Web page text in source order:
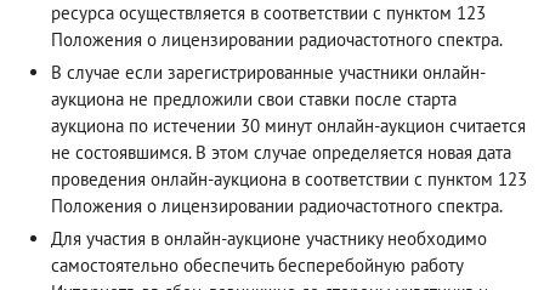
ресурса осуществляется в соответствии с пунктом 123
Положения о лицензировании радиочастотного спектра.
В случае если зарегистрированные участники онлайн-
аукциона не предложили свои ставки после старта
аукциона по истечении 30 минут онлайн-аукцион считается
не состоявшимся. В этом случае определяется новая дата
проведения онлайн-аукциона в соответствии с пунктом 123
Положения о лицензировании радиочастотного спектра.
Для участия в онлайн-аукционе участнику необходимо
самостоятельно обеспечить бесперебойную работу